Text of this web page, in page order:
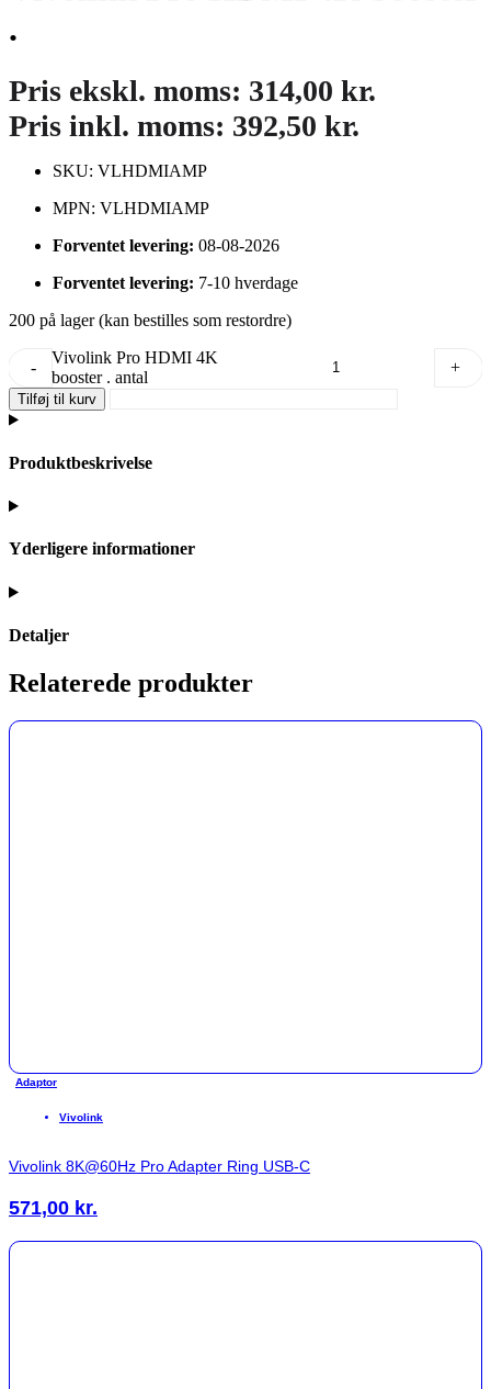
.
Pris ekskl. moms: 314,00 kr.
Pris inkl. moms: 392,50 kr.
SKU: VLHDMIAMP
MPN: VLHDMIAMP
Forventet levering: 08-08-2026
Forventet levering: 7-10 hverdage
200 på lager (kan bestilles som restordre)
-
Vivolink Pro HDMI 4K
booster . antal
+
Tilføj til kurv
Produktbeskrivelse
Yderligere informationer
Detaljer
Relaterede produkter
Adaptor
Vivolink
Vivolink 8K@60Hz Pro Adapter Ring USB-C
571,00 kr.